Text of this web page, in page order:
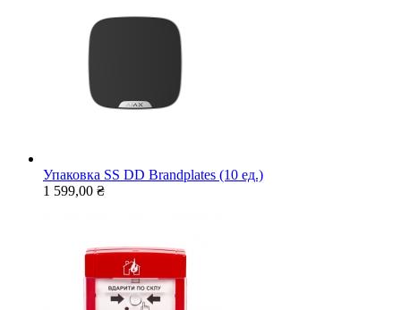
Упаковка SS DD Brandplates (10 ед.)
1 599,00 ₴